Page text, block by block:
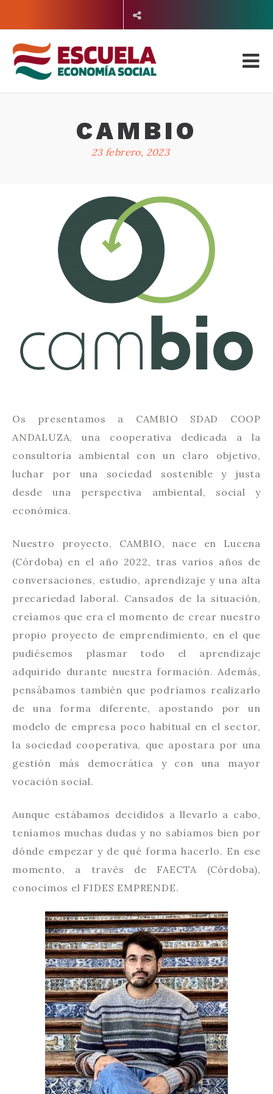
CAMBIO
23 febrero, 2023
Os presentamos a CAMBIO SDAD COOP
ANDALUZA, una cooperativa dedicada a la
consultoría ambiental con un claro objetivo,
luchar por una sociedad sostenible y justa
desde una perspectiva ambiental, social y
económica.
Nuestro proyecto, CAMBIO, nace en Lucena
(Córdoba) en el año 2022, tras varios años de
conversaciones, estudio, aprendizaje y una alta
precariedad laboral. Cansados de la situación,
creíamos que era el momento de crear nuestro
propio proyecto de emprendimiento, en el que
pudiésemos plasmar todo el aprendizaje
adquirido durante nuestra formación. Además,
pensábamos también que podríamos realizarlo
de una forma diferente, apostando por un
modelo de empresa poco habitual en el sector,
la sociedad cooperativa, que apostara por una
gestión más democrática y con una mayor
vocación social.
Aunque estábamos decididos a llevarlo a cabo,
teníamos muchas dudas y no sabíamos bien por
dónde empezar y de qué forma hacerlo. En ese
momento, a través de FAECTA (Córdoba),
conocimos el FIDES EMPRENDE.